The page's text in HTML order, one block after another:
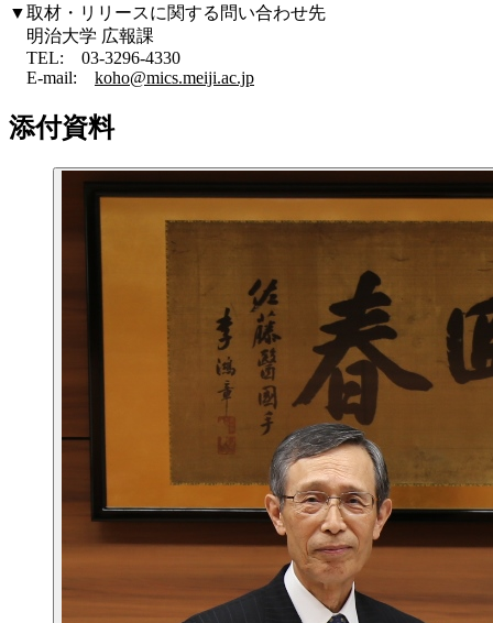
▼取材・リリースに関する問い合わせ先
明治大学 広報課
TEL: 03-3296-4330
E-mail: koho@mics.meiji.ac.jp
添付資料